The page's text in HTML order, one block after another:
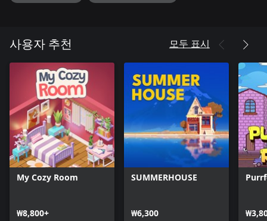
사용자 추천 모두 표시
My Cozy Room
₩8,800+
SUMMERHOUSE
₩6,300